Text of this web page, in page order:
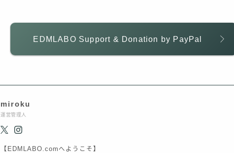
EDMLABO Support & Donation by PayPal
miroku
運営管理人
【EDMLABO.comへようこそ】